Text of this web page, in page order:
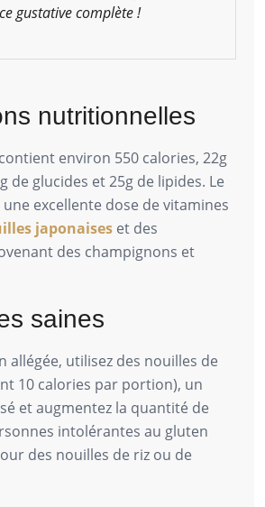
gustative complète !
nutritionnelles
environ 550 calories, 22g
de glucides et 25g de lipides. Le
excellente dose de vitamines
japonaises et des
des champignons et
saines
allégée, utilisez des nouilles de
10 calories par portion), un
et augmentez la quantité de
intolérantes au gluten
des nouilles de riz ou de